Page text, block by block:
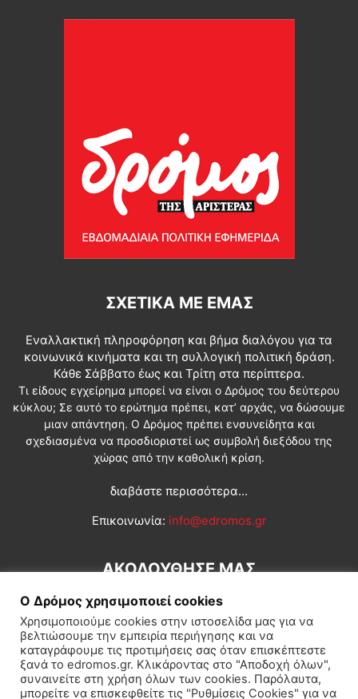
ΣΧΕΤΙΚΆ ΜΕ ΕΜΆΣ
Εναλλακτική πληροφόρηση και βήμα διαλόγου για τα
κοινωνικά κινήματα και τη συλλογική πολιτική δράση.
Κάθε Σάββατο έως και Τρίτη στα περίπτερα.
Τι είδους εγχείρημα μπορεί να είναι ο Δρόμος του δεύτερου
κύκλου; Σε αυτό το ερώτημα πρέπει, κατ’ αρχάς, να δώσουμε
μιαν απάντηση. Ο Δρόμος πρέπει ενσυνείδητα και
σχεδιασμένα να προσδιοριστεί ως συμβολή διεξόδου της
χώρας από την καθολική κρίση.
διαβάστε περισσότερα...
Επικοινωνία: info@edromos.gr
ΑΚΟΛΟΥΘΗΣΕ ΜΑΣ
Εγγραφή συνδρομητή Πολιτική Διεθνή Κοινωνία
Ο Δρόμος χρησιμοποιεί cookies
Χρησιμοποιούμε cookies στην ιστοσελίδα μας για να
βελτιώσουμε την εμπειρία περιήγησης και να
καταγράφουμε τις προτιμήσεις σας όταν επισκέπτεστε
ξανά το edromos.gr. Κλικάροντας στο "Αποδοχή όλων",
συναινείτε στη χρήση όλων των cookies. Παρόλαυτα,
μπορείτε να επισκεφθείτε τις "Ρυθμίσεις Cookies" για να